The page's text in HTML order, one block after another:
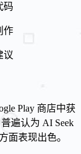
码
作
议
Play 商店中获
遍认为 AI Seek
面表现出色。